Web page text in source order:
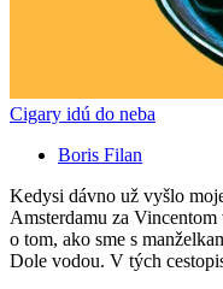
Cigary idú do neba
Boris Filan
Kedysi dávno už vyšlo
Amsterdamu za
o tom, ako sme s
Dole vodou. V tých